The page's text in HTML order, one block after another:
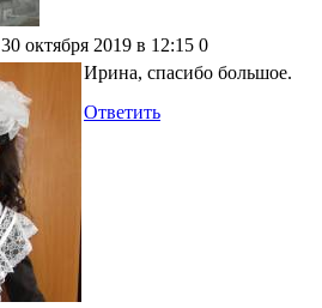
30 октября 2019 в 12:15 0
Ирина, спасибо большое.
Ответить